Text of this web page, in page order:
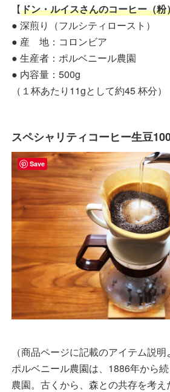
【ドン・ルイスさんのコーヒー（粉
● 深煎り（フルシティロースト）
● 産 地：コロンビア
● 生産者：ポルベニール農園
● 内容量：500g
（１杯あたり11gとして約45 杯分）
スペシャリティコーヒー生豆
（商品ページに記載のアイテム説明
ポルベニール農園は、1886年から
農園。古くから、森との共存を考
Save